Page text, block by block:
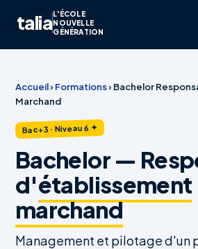
taliaL'ÉCOLE
NOUVELLE
GÉNÉRATION
Accueil› Formations› Bachelor
Marchand
Bac+3 · Niveau 6 ✦
Bachelor —
d'établissement
marchand
Management et pilotage d'un